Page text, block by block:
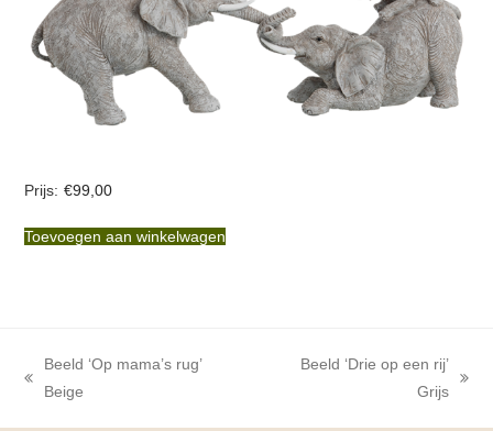
Deze
optie
de
€99,00
Toevoegen aan winkelwagen
previous
Beeld ‘Op mama’s rug’
Beige
Beeld ‘Drie op een rij’
Grijs